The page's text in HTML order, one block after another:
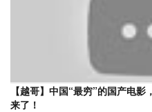
【越哥】中国“最穷”的国产电
来了！